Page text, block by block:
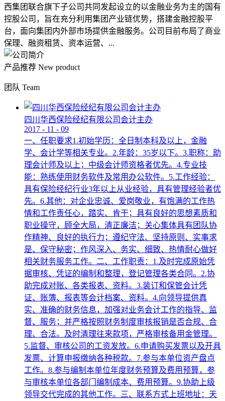
西集团联合旗下子公司共同发起设立的以金融业务为主的国有
控股公司，旨在充分利用集团产业链优势，搭建金融控股平
台，面向集团内外部市场提供金融服务。公司目前布局了商业
保理、融资租赁、资本运营、...
产品推荐 New product
团队 Team
四川华西保险经纪有限公司会计主办
2017 - 11 - 09
一、任职要求1.初始学历：全日制本科及以上，金融
学、会计学等相关专业。2.年龄：35岁以下。3.职称：助
理会计师及以上；中级会计师资格者优先。4.专业技
能：熟练使用财务软件及常用办公软件。5.工作经验：
具有保险经纪行业3年以上从业经验，具有管理经验者优
先。6.其他：对企业忠诚、爱岗敬业，有饱满的工作热
情和工作责任心，踏实、肯干；具有良好的思想素质和
职业操守，顾全大局，清正廉洁；关心集体具有团队协
作精神、良好的执行力；遵纪守法、坚持原则、实事求
是、保守秘密；作风深入、务实、细致、热情耐心做好
相关财务服务工作。二、工作职责：1.及时完成原始凭
据审核、凭证的编制和整理，登记管理各类合同。2.协
助完成对账、各类报表、资料。3.装订和保管会计凭
证、账簿、报表等会计档案、资料。4.向领导提供真
实、准确的财务信息，加强对业务会计工作的指导、监
督、服务；并严格按照财务制度审核报销是否合规、合
理、合法。及时清理往来款项，严格审核备用金管理。
5.监督、审核公司的工资发放。6.申请购买发票以及开具
发票、计算申报缴纳各种税款。7.参与本单位资产盘点
工作。8.参与编制本单位年度财务预算及费用预算，参
与审核本单位各部门编制成本、费用预算。9.协助上级
领导交代完成的其他工作。三、联系方式上班地址：天